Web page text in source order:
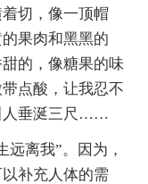
切，像一顶帽
果肉和黑黑的
的，像糖果的味
点酸，让我忍不
人垂涎三尺……
远离我”。因为，
补充人体的需